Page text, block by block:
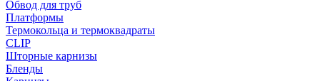
Обвод для труб
Платформы
Термокольца и термоквадраты
CLIP
Шторные карнизы
Бленды